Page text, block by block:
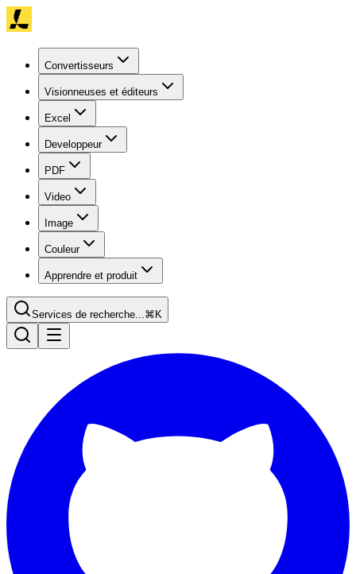
Convertisseurs
Visionneuses et éditeurs
Excel
Developpeur
PDF
Video
Image
Couleur
Apprendre et produit
Services de recherche...⌘K